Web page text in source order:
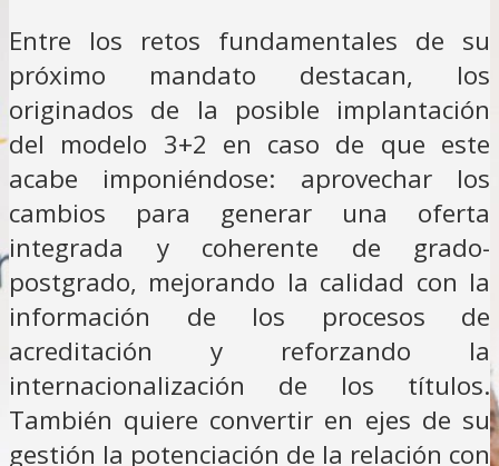
Entre los retos fundamentales de su
próximo mandato destacan, los
originados de la posible implantación
del modelo 3+2 en caso de que este
acabe imponiéndose: aprovechar los
cambios para generar una oferta
integrada y coherente de grado-
postgrado, mejorando la calidad con la
información de los procesos de
acreditación y reforzando la
internacionalización de los títulos.
También quiere convertir en ejes de su
gestión la potenciación de la relación con